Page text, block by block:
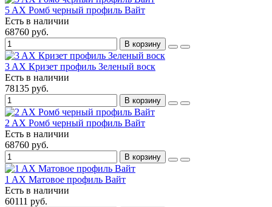
5 AX Ромб черный профиль Вайт
Есть в наличии
68760 руб.
В корзину
3 AX Кризет профиль Зеленый воск
Есть в наличии
78135 руб.
В корзину
2 AX Ромб черный профиль Вайт
Есть в наличии
68760 руб.
В корзину
1 AX Матовое профиль Вайт
Есть в наличии
60111 руб.